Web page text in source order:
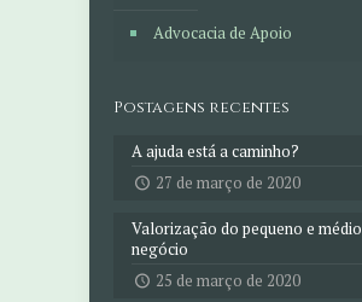
Advocacia de Apoio
Postagens recentes
A ajuda está a caminho?
27 de março de 2020
Valorização do pequeno e médio
negócio
25 de março de 2020